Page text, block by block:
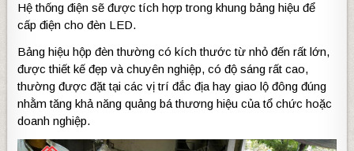
Hệ thống điện sẽ được tích hợp trong khung bảng hiệu để
cấp điện cho đèn LED.
Bảng hiệu hộp đèn thường có kích thước từ nhỏ đến rất lớn,
được thiết kế đẹp và chuyên nghiệp, có độ sáng rất cao,
thường được đặt tại các vị trí đắc địa hay giao lộ đông đúng
nhằm tăng khả năng quảng bá thương hiệu của tổ chức hoặc
doanh nghiệp.